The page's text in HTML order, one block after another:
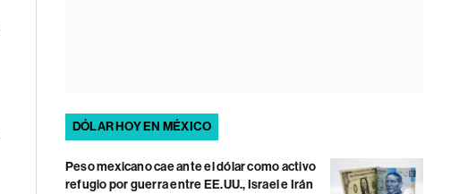
DÓLAR HOY EN MÉXICO
Peso mexicano cae ante el dólar como activo
refugio por guerra entre EE.UU., Israel e Irán